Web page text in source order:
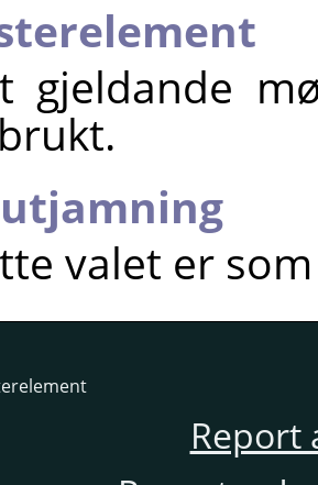
gjeldande
valet er
Report